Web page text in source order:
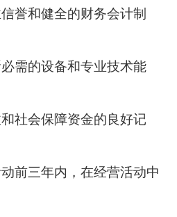
誉和健全的财务会计制
需的设备和专业技术能
社会保障资金的良好记
前三年内，在经营活动中